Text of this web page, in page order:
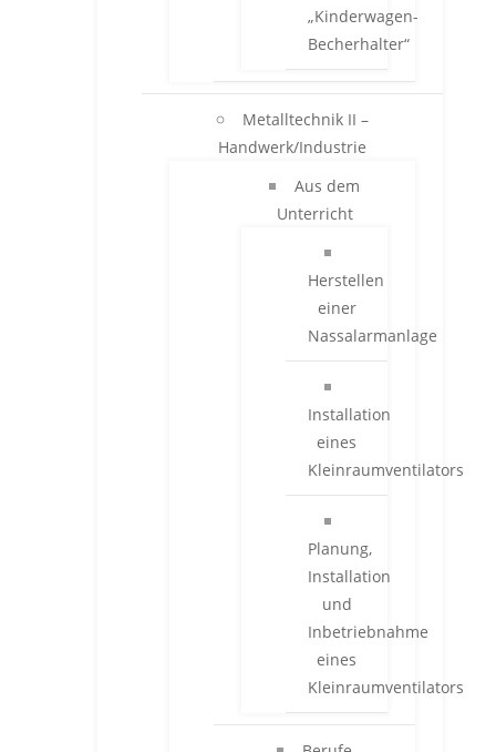
„Kinderwagen-
Becherhalter“
Metalltechnik II –
Handwerk/Industrie
Aus dem
Unterricht
Herstellen
einer
Nassalarmanlage
Installation
eines
Kleinraumventilators
Planung,
Installation
und
Inbetriebnahme
eines
Kleinraumventilators